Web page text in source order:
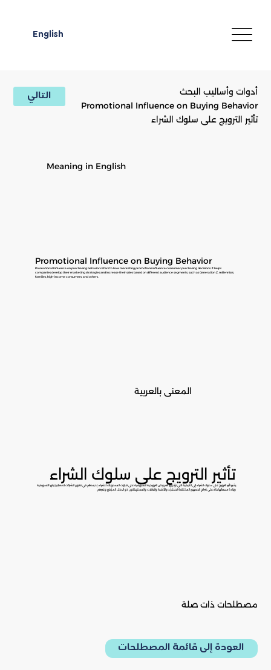
English
التالي
Promotional Influence on Buying Behavior
تأثير الترويج على سلوك الشراء
أدوات وأساليب البحث
Meaning in English
Promotional Influence on Buying Behavior
Promotional Influence on purchasing behavior refers to how marketing promotions influence consumer purchasing decisions. It helps
companies develop their marketing strategies and increase their sales based on different audience segments, such as Generation Z, millennials,
families, high-income consumers, and others.
المعنى بالعربية
تأثير الترويج على سلوك الشراء
يشير تأثير الترويج على سلوك الشراء إلى الكيفية التي تؤثر بها العروض الترويجية التسويقية على قرارات المستهلك للشراء. إذ يساهم في تطوير الشركات لاستراتيجياتها التسويقية
وزيادة مبيعاتها بناءً على شرائح الجمهور المختلفة كجيل زد والألفية والعائلات والمستهلكون ذو الدخل المرتفع وغيرهم.
مصطلحات ذات صلة
العودة إلى قائمة المصطلحات